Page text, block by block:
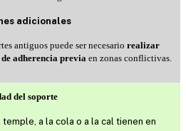
adicionales
antiguos puede ser necesario realizar
adherencia previa en zonas conflictivas.
del soporte
temple, a la cola o a la cal tienen en